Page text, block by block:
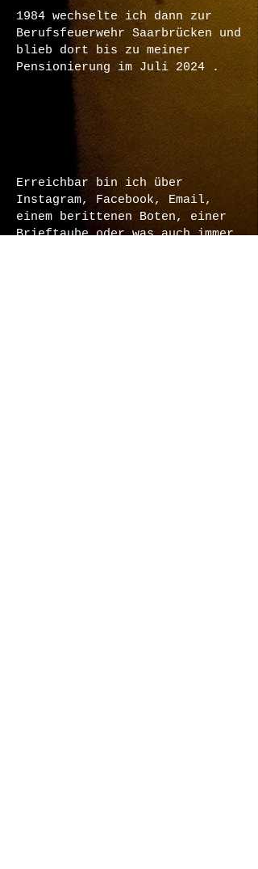
1984 wechselte ich dann zur
Berufsfeuerwehr Saarbrücken und
blieb dort bis zu meiner
Pensionierung im Juli 2024 .
Erreichbar bin ich über
Instagram, Facebook, Email,
einem berittenen Boten, einer
Brieftaube oder was auch immer